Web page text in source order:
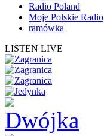
Radio Poland
Moje Polskie Radio
ramówka
LISTEN LIVE